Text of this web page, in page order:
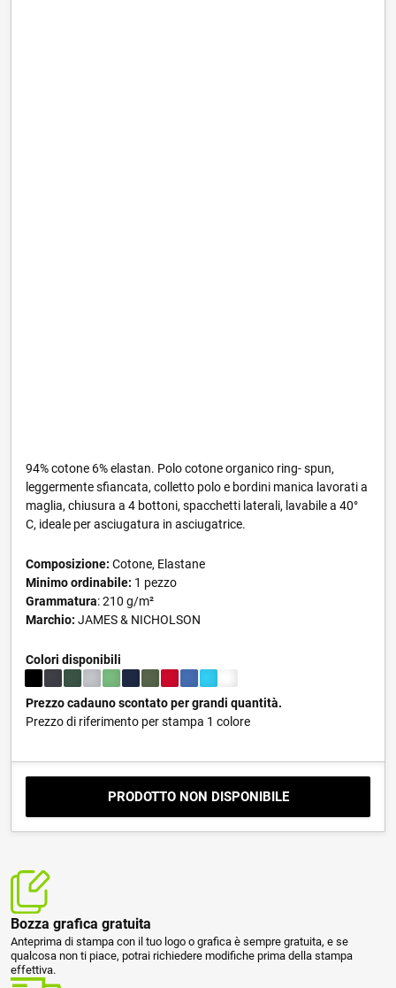
94% cotone 6% elastan. Polo cotone organico ring- spun,
leggermente sfiancata, colletto polo e bordini manica lavorati a
maglia, chiusura a 4 bottoni, spacchetti laterali, lavabile a 40°
C, ideale per asciugatura in asciugatrice.
Composizione: Cotone, Elastane
Minimo ordinabile: 1 pezzo
Grammatura: 210 g/m²
Marchio: JAMES & NICHOLSON
Colori disponibili
Prezzo cadauno scontato per grandi quantità.
Prezzo di riferimento per stampa 1 colore
PRODOTTO NON DISPONIBILE
Bozza grafica gratuita
Anteprima di stampa con il tuo logo o grafica è sempre gratuita, e se
qualcosa non ti piace, potrai richiedere modifiche prima della stampa
effettiva.